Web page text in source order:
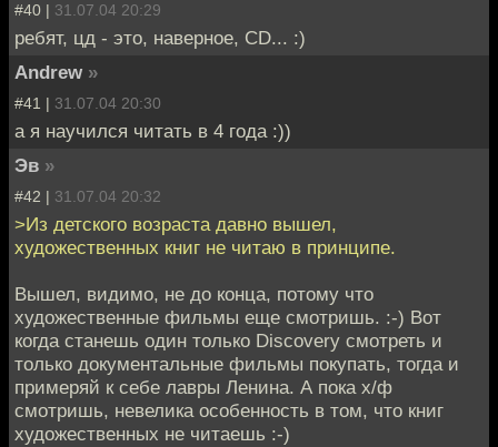
#40 | 31.07.04 20:29
ребят, цд - это, наверное, CD... :)
Andrew »
#41 | 31.07.04 20:30
а я научился читать в 4 года :))
Эв »
#42 | 31.07.04 20:32
>Из детского возраста давно вышел,
художественных книг не читаю в принципе.
Вышел, видимо, не до конца, потому что
художественные фильмы еще смотришь. :-) Вот
когда станешь один только Discovery смотреть и
только документальные фильмы покупать, тогда и
примеряй к себе лавры Ленина. А пока х/ф
смотришь, невелика особенность в том, что книг
художественных не читаешь :-)